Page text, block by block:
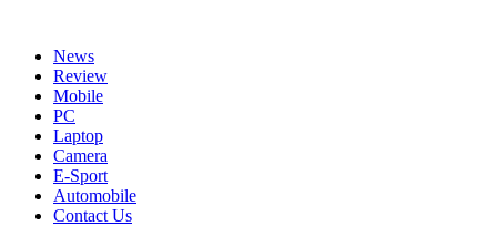
contentNews
Review
Mobile
PC
Laptop
Camera
E-Sport
Automobile
Contact Us